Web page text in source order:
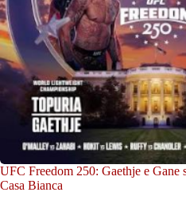
UFC Freedom 250: Gaethje e Gane
Casa Bianca